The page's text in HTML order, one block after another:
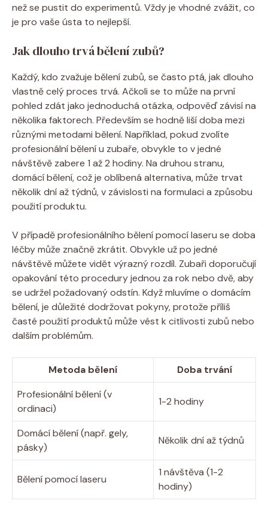
než se pustit do experimentů. Vždy je vhodné zvážit, co
je pro vaše ústa to nejlepší.
Jak dlouho trvá bělení zubů?
Každý, kdo zvažuje bělení zubů, se často ptá, jak dlouho
vlastně celý proces trvá. Ačkoli se to může na první
pohled zdát jako jednoduchá otázka, odpověď závisí na
několika faktorech. Především se hodně liší doba mezi
různými metodami bělení. Například, pokud zvolíte
profesionální bělení u zubaře, obvykle to v jedné
návštěvě zabere 1 až 2 hodiny. Na druhou stranu,
domácí bělení, což je oblíbená alternativa, může trvat
několik dní až týdnů, v závislosti na formulaci a způsobu
použití produktu.
V případě profesionálního bělení pomocí laseru se doba
léčby může značně zkrátit. Obvykle už po jedné
návštěvě můžete vidět výrazný rozdíl. Zubaři doporučují
opakování této procedury jednou za rok nebo dvě, aby
se udržel požadovaný odstín. Když mluvíme o domácím
bělení, je důležité dodržovat pokyny, protože příliš
časté použití produktů může vést k citlivosti zubů nebo
dalším problémům.
Metoda bělení
Doba trvání
Profesionální bělení (v
ordinaci)
1-2 hodiny
Domácí bělení (např. gely,
pásky)
Několik dní až týdnů
Bělení pomocí laseru
1 návštěva (1-2
hodiny)